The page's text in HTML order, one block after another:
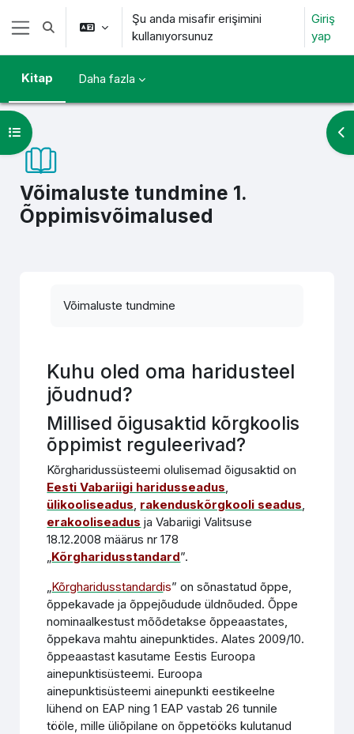
Ana içeriğe git
Yan panel
Arama girişini değiştir
Şu anda misafir erişimini
kullanıyorsunuz
Giriş
yap
Kitap Daha fazla
Võimaluste tundmine 1.
Õppimisvõimalused
Kurs dizinini aç
Võimaluste tundmine
Kuhu oled oma haridusteel
jõudnud?
Millised õigusaktid kõrgkoolis
õppimist reguleerivad?
Kõrgharidussüsteemi olulisemad õigusaktid on
Eesti Vabariigi haridusseadus,
ülikooliseadus, rakenduskõrgkooli seadus,
erakooliseadus ja Vabariigi Valitsuse
18.12.2008 määrus nr 178
„Kõrgharidusstandard”.
„Kõrgharidusstandardis” on sõnastatud õppe,
õppekavade ja õppejõudude üldnõuded. Õppe
nominaalkestust mõõdetakse õppeaastates,
õppekava mahtu ainepunktides. Alates 2009/10.
õppeaastast kasutame Eestis Euroopa
ainepunktisüsteemi. Euroopa
ainepunktisüsteemi ainepunkti eestikeelne
lühend on EAP ning 1 EAP vastab 26 tunnile
tööle, mille üliõpilane on õppetööks kulutanud